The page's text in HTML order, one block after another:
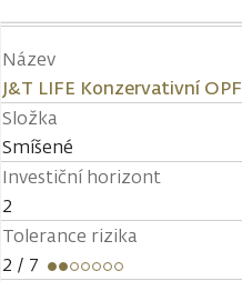
Název
J&T LIFE Konzervativní OPF
Složka
Smíšené
Investiční horizont
2
Tolerance rizika
2 / 7